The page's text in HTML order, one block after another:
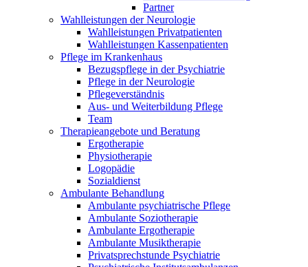
Partner
Wahlleistungen der Neurologie
Wahlleistungen Privatpatienten
Wahlleistungen Kassenpatienten
Pflege im Krankenhaus
Bezugspflege in der Psychiatrie
Pflege in der Neurologie
Pflegeverständnis
Aus- und Weiterbildung Pflege
Team
Therapieangebote und Beratung
Ergotherapie
Physiotherapie
Logopädie
Sozialdienst
Ambulante Behandlung
Ambulante psychiatrische Pflege
Ambulante Soziotherapie
Ambulante Ergotherapie
Ambulante Musiktherapie
Privatsprechstunde Psychiatrie